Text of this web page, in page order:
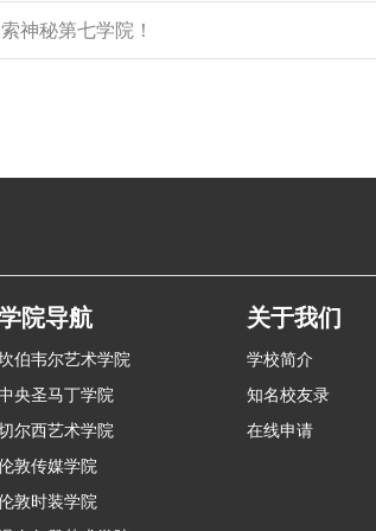
神秘第七学院！
院导航
伯韦尔艺术学院
央圣马丁学院
尔西艺术学院
敦传媒学院
敦时装学院
关于我们
学校简介
知名校友录
在线申请